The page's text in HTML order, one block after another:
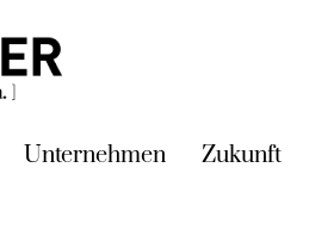
Unternehmen Zukunft